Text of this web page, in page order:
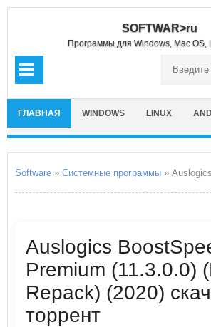
SOFTWAR>ru
Программы для Windows, Mac OS,
ГЛАВНАЯ WINDOWS LINUX
Software » Системные программы » Auslogics
Auslogics
Premium (11.3.0.0)
Repack) (2020)
торрент